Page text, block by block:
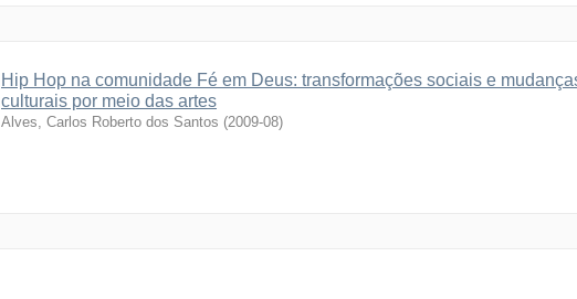
Hip Hop na comunidade Fé em Deus: transformações sociais e
culturais por meio das artes
Alves, Carlos Roberto dos Santos (2009-08)